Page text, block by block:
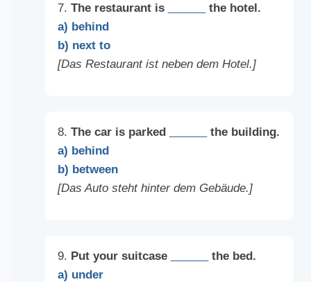
7. The restaurant is
the hotel.
a) behind
b) next to
[Das Restaurant ist neben dem Hotel.]
8. The car is parked
the building.
a) behind
b) between
[Das Auto steht hinter dem Gebäude.]
9. Put your suitcase
the bed.
a) under